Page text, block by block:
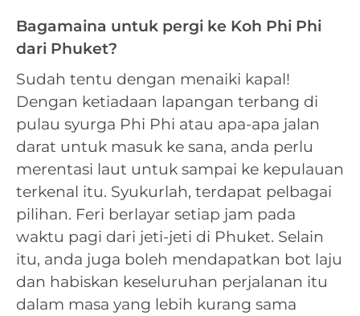
Bagamaina untuk pergi ke Koh Phi Phi
dari Phuket?
Sudah tentu dengan menaiki kapal!
Dengan ketiadaan lapangan terbang di
pulau syurga Phi Phi atau apa-apa jalan
darat untuk masuk ke sana, anda perlu
merentasi laut untuk sampai ke kepulauan
terkenal itu. Syukurlah, terdapat pelbagai
pilihan. Feri berlayar setiap jam pada
waktu pagi dari jeti-jeti di Phuket. Selain
itu, anda juga boleh mendapatkan bot laju
dan habiskan keseluruhan perjalanan itu
dalam masa yang lebih kurang sama